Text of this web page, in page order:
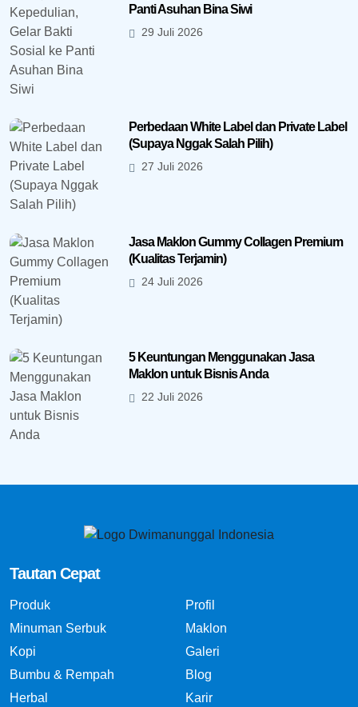
Panti Asuhan Bina Siwi
29 Juli 2026
Perbedaan White Label dan Private Label
(Supaya Nggak Salah Pilih)
27 Juli 2026
Jasa Maklon Gummy Collagen Premium
(Kualitas Terjamin)
24 Juli 2026
5 Keuntungan Menggunakan Jasa
Maklon untuk Bisnis Anda
22 Juli 2026
Tautan Cepat
Produk
Minuman Serbuk
Kopi
Bumbu & Rempah
Herbal
Profil
Maklon
Galeri
Blog
Karir